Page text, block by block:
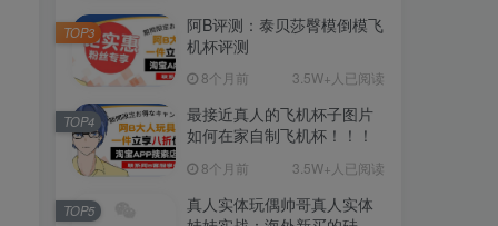
阿B评测：泰贝莎臀模倒模飞
机杯评测
8个月前 3.5W+人已阅读
TOP3
最接近真人的飞机杯子图片
如何在家自制飞机杯！！！
8个月前 3.5W+人已阅读
TOP4
真人实体玩偶帅哥真人实体
TOP5